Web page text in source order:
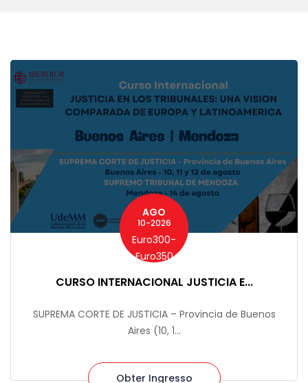
AGO
10-2026
Euro300-
Euro350
CURSO INTERNACIONAL JUSTICIA E...
SUPREMA CORTE DE JUSTICIA – Provincia de Buenos
Aires (10, 1...
Obter Ingresso